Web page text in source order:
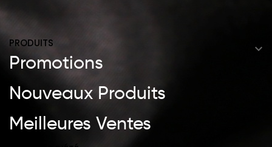
PRODUITS 
Promotions
Nouveaux Produits
Meilleures Ventes